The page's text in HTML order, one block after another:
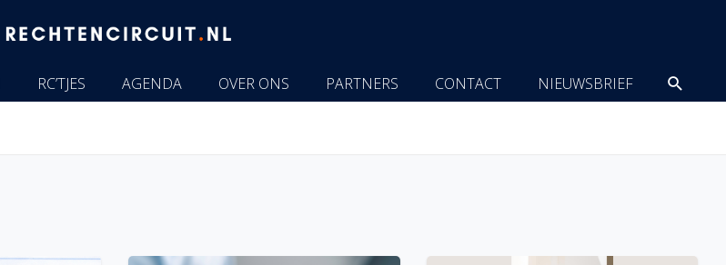
RC’TJES AGENDA OVER ONS PARTNERS CONTACT NIEUWSBRIEF